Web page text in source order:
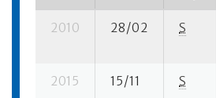
2010 28/02 S
2015 15/11 S